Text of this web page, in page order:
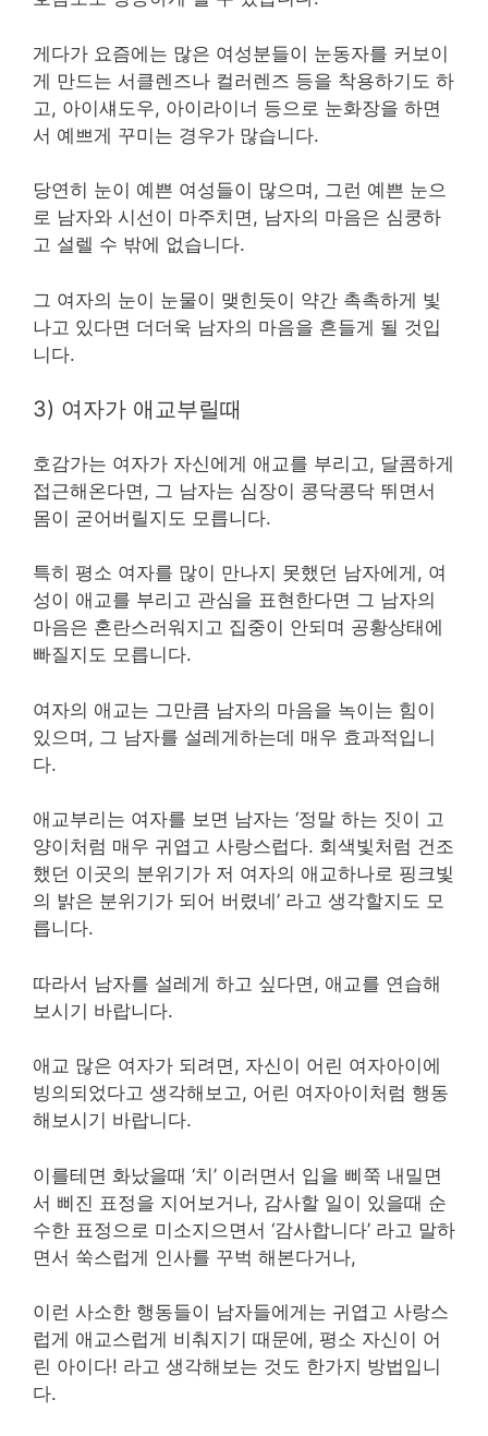
게다가 요즘에는 많은 여성분들이 눈동자를 커보이
게 만드는 서클렌즈나 컬러렌즈 등을 착용하기도 하
고, 아이섀도우, 아이라이너 등으로 눈화장을 하면
서 예쁘게 꾸미는 경우가 많습니다.
당연히 눈이 예쁜 여성들이 많으며, 그런 예쁜 눈으
로 남자와 시선이 마주치면, 남자의 마음은 심쿵하
고 설렐 수 밖에 없습니다.
그 여자의 눈이 눈물이 맺힌듯이 약간 촉촉하게 빛
나고 있다면 더더욱 남자의 마음을 흔들게 될 것입
니다.
3) 여자가 애교부릴때
호감가는 여자가 자신에게 애교를 부리고, 달콤하게
접근해온다면, 그 남자는 심장이 콩닥콩닥 뛰면서
몸이 굳어버릴지도 모릅니다.
특히 평소 여자를 많이 만나지 못했던 남자에게, 여
성이 애교를 부리고 관심을 표현한다면 그 남자의
마음은 혼란스러워지고 집중이 안되며 공황상태에
빠질지도 모릅니다.
여자의 애교는 그만큼 남자의 마음을 녹이는 힘이
있으며, 그 남자를 설레게하는데 매우 효과적입니
다.
애교부리는 여자를 보면 남자는 ‘정말 하는 짓이 고
양이처럼 매우 귀엽고 사랑스럽다. 회색빛처럼 건조
했던 이곳의 분위기가 저 여자의 애교하나로 핑크빛
의 밝은 분위기가 되어 버렸네’ 라고 생각할지도 모
릅니다.
따라서 남자를 설레게 하고 싶다면, 애교를 연습해
보시기 바랍니다.
애교 많은 여자가 되려면, 자신이 어린 여자아이에
빙의되었다고 생각해보고, 어린 여자아이처럼 행동
해보시기 바랍니다.
이를테면 화났을때 ‘치’ 이러면서 입을 삐쭉 내밀면
서 삐진 표정을 지어보거나, 감사할 일이 있을때 순
수한 표정으로 미소지으면서 ‘감사합니다’ 라고 말하
면서 쑥스럽게 인사를 꾸벅 해본다거나,
이런 사소한 행동들이 남자들에게는 귀엽고 사랑스
럽게 애교스럽게 비춰지기 때문에, 평소 자신이 어
린 아이다! 라고 생각해보는 것도 한가지 방법입니
다.